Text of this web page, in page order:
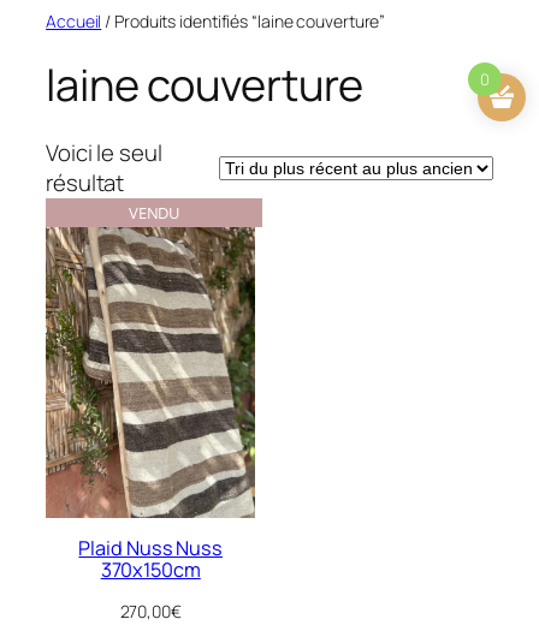
Aller
contenu
Accueil / Produits identifiés “laine couverture”
laine couverture
Voici le seul
résultat
VENDU
Plaid Nuss Nuss
370x150cm
270,00€
0